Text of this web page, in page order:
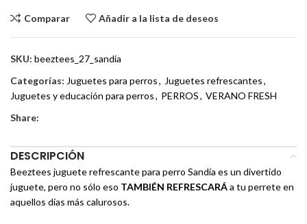
Comparar Añadir a la lista de deseos
SKU: beeztees_27_sandía
Categorías: Juguetes para perros, Juguetes refrescantes,
Juguetes y educación para perros, PERROS, VERANO FRESH
Share:
DESCRIPCIÓN
Beeztees juguete refrescante para perro Sandía es un divertido
juguete, pero no sólo eso TAMBIÉN REFRESCARÁa tu perrete en
aquellos días más calurosos.